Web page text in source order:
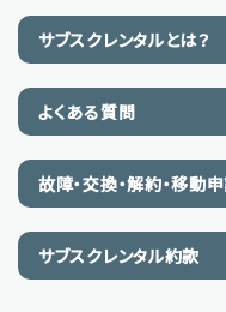
サブスクレンタルとは？
よくある質問
故障・交換・解約・移動
サブスクレンタル約款